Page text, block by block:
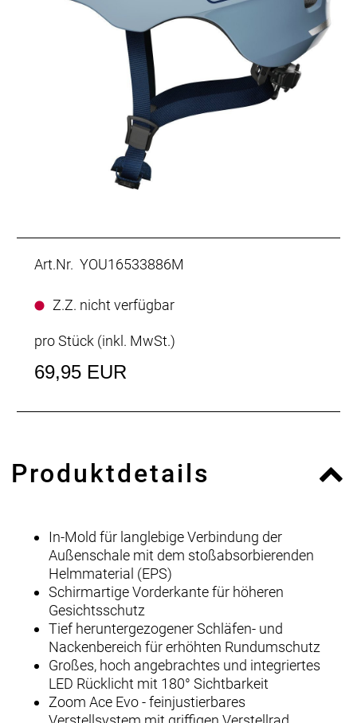
Art.Nr. YOU16533886M
Z.Z. nicht verfügbar
pro Stück (inkl. MwSt.)
69,95 EUR
Produktdetails
In-Mold für langlebige Verbindung der
Außenschale mit dem stoßabsorbierenden
Helmmaterial (EPS)
Schirmartige Vorderkante für höheren
Gesichtsschutz
Tief heruntergezogener Schläfen- und
Nackenbereich für erhöhten Rundumschutz
Großes, hoch angebrachtes und integriertes
LED Rücklicht mit 180° Sichtbarkeit
Zoom Ace Evo - feinjustierbares